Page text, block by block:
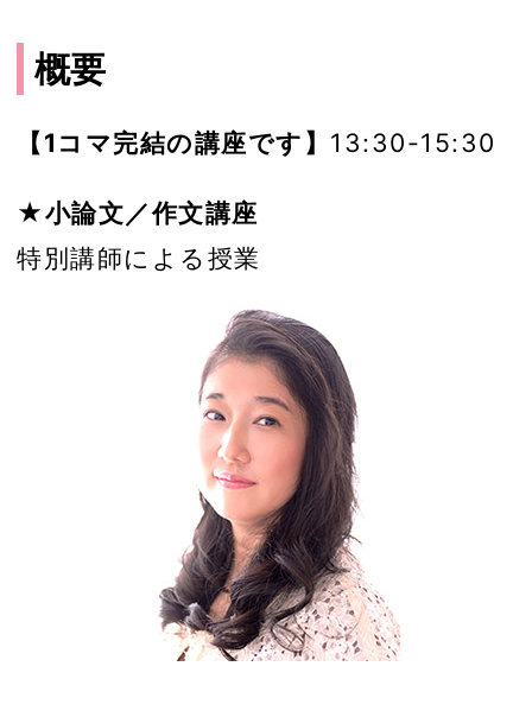
概要
【1コマ完結の講座です】 13:30-15:30
★小論文／作文講座
特別講師による授業